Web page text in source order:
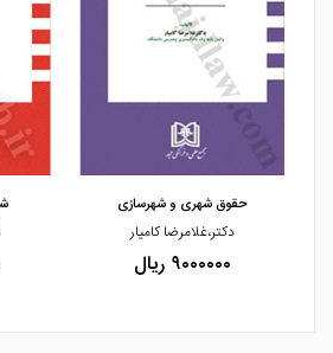
مشاهده و خرید
حقوق شهری و شهرسازی
دکتر،غلامرضا کامیار
۹۰۰۰۰۰۰ ریال